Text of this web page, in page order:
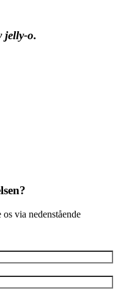
jelly-o.
via nedenstående